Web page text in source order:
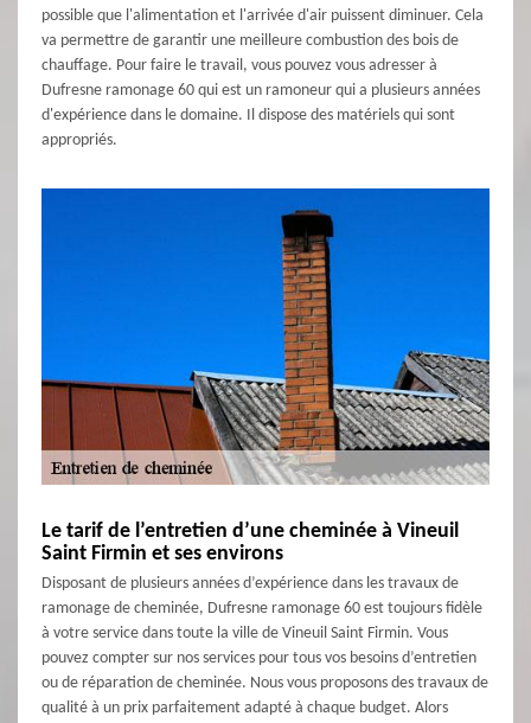
possible que l'alimentation et l'arrivée d'air puissent diminuer. Cela
va permettre de garantir une meilleure combustion des bois de
chauffage. Pour faire le travail, vous pouvez vous adresser à
Dufresne ramonage 60 qui est un ramoneur qui a plusieurs années
d'expérience dans le domaine. Il dispose des matériels qui sont
appropriés.
Le tarif de l’entretien d’une cheminée à Vineuil
Saint Firmin et ses environs
Disposant de plusieurs années d’expérience dans les travaux de
ramonage de cheminée, Dufresne ramonage 60 est toujours fidèle
à votre service dans toute la ville de Vineuil Saint Firmin. Vous
pouvez compter sur nos services pour tous vos besoins d’entretien
ou de réparation de cheminée. Nous vous proposons des travaux de
qualité à un prix parfaitement adapté à chaque budget. Alors